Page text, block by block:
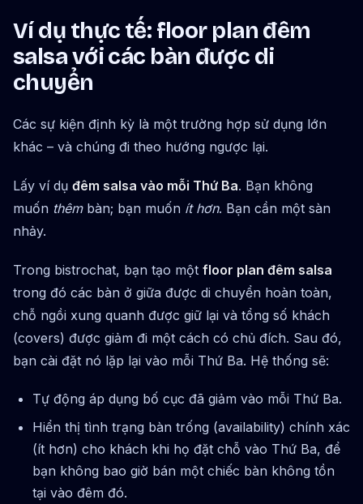
Ví dụ thực tế: floor plan đêm
salsa với các bàn được di
chuyển
Các sự kiện định kỳ là một trường hợp sử dụng lớn
khác – và chúng đi theo hướng ngược lại.
Lấy ví dụ đêm salsa vào mỗi Thứ Ba. Bạn không
muốn thêmbàn; bạn muốn ít hơn. Bạn cần một sàn
nhảy.
Trong bistrochat, bạn tạo một floor plan đêm salsa
trong đó các bàn ở giữa được di chuyển hoàn toàn,
chỗ ngồi xung quanh được giữ lại và tổng số khách
(covers) được giảm đi một cách có chủ đích. Sau đó,
bạn cài đặt nó lặp lại vào mỗi Thứ Ba. Hệ thống sẽ:
Tự động áp dụng bố cục đã giảm vào mỗi Thứ Ba.
Hiển thị tình trạng bàn trống (availability) chính xác
(ít hơn) cho khách khi họ đặt chỗ vào Thứ Ba, để
bạn không bao giờ bán một chiếc bàn không tồn
tại vào đêm đó.